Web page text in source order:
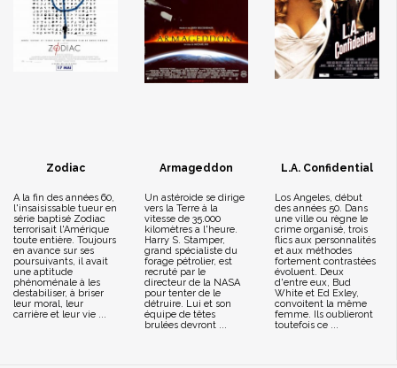
Zodiac
A la fin des années 60,
l'insaisissable tueur en
série baptisé Zodiac
terrorisait l'Amérique
toute entière. Toujours
en avance sur ses
poursuivants, il avait
une aptitude
phénoménale à les
destabiliser, à briser
leur moral, leur
carrière et leur vie ...
Armageddon
Un astéroide se dirige
vers la Terre à la
vitesse de 35.000
kilomètres a l'heure.
Harry S. Stamper,
grand spécialiste du
forage pétrolier, est
recruté par le
directeur de la NASA
pour tenter de le
détruire. Lui et son
équipe de têtes
brulées devront ...
L.A. Confidential
Los Angeles, début
des années 50. Dans
une ville ou règne le
crime organisé, trois
flics aux personnalités
et aux méthodes
fortement contrastées
évoluent. Deux
d'entre eux, Bud
White et Ed Exley,
convoitent la même
femme. Ils oublieront
toutefois ce ...